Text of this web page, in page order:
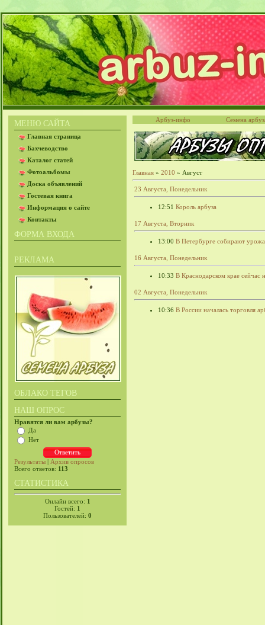
МЕНЮ САЙТА
Главная страница
Бахчеводство
Каталог статей
Фотоальбомы
Доска объявлений
Гостевая книга
Информация о сайте
Контакты
ФОРМА ВХОДА
РЕКЛАМА
ОБЛАКО ТЕГОВ
НАШ ОПРОС
Нравятся ли вам арбузы?
Да
Нет
Результаты | Архив опросов
Всего ответов: 113
СТАТИСТИКА
Онлайн всего: 1
Гостей: 1
Пользователей: 0
Арбуз-инфо Семена
Главная » 2010 » Август
23 Августа, Понедельник
12:51 Король арбуза
17 Августа, Вторник
13:00 В Петербурге собирают
16 Августа, Понедельник
10:33 В Краснодарском крае
02 Августа, Понедельник
10:36 В России началась торговля